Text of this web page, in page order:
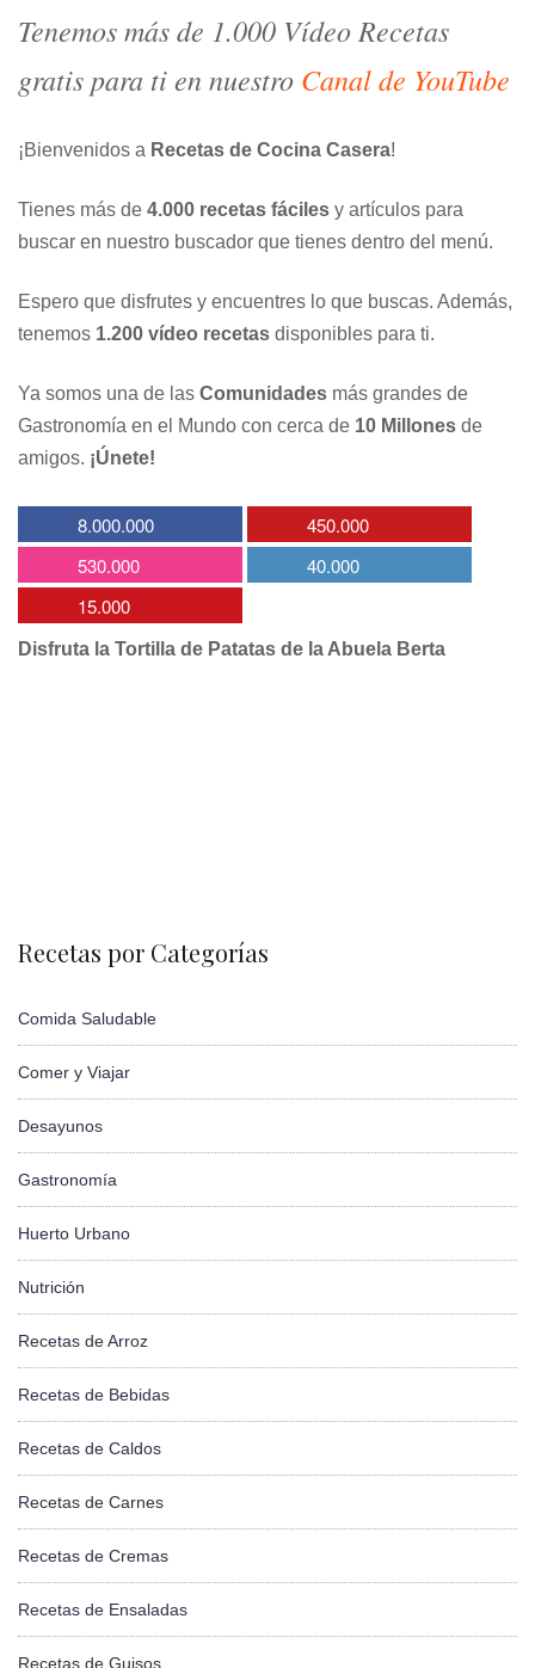
Tenemos más de 1.000 Vídeo Recetas
gratis para ti en nuestro Canal de YouTube
¡Bienvenidos a Recetas de Cocina Casera!
Tienes más de 4.000 recetas fáciles y artículos para
buscar en nuestro buscador que tienes dentro del menú.
Espero que disfrutes y encuentres lo que buscas. Además,
tenemos 1.200 vídeo recetas disponibles para ti.
Ya somos una de las Comunidades más grandes de
Gastronomía en el Mundo con cerca de 10 Millones de
amigos. ¡Únete!
8.000.000
450.000
530.000
40.000
15.000
Disfruta la Tortilla de Patatas de la Abuela Berta
Recetas por Categorías
Comida Saludable
Comer y Viajar
Desayunos
Gastronomía
Huerto Urbano
Nutrición
Recetas de Arroz
Recetas de Bebidas
Recetas de Caldos
Recetas de Carnes
Recetas de Cremas
Recetas de Ensaladas
Recetas de Guisos